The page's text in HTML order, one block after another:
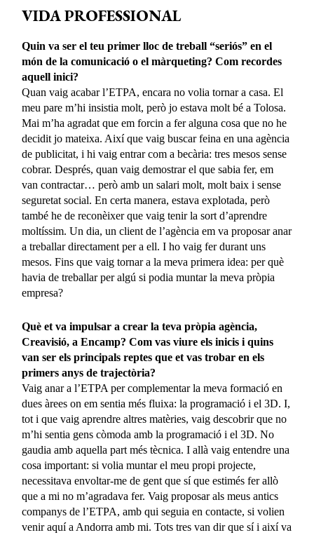
VIDA PROFESSIONAL
Quin va ser el teu primer lloc de treball “seriós” en el
món de la comunicació o el màrqueting? Com recordes
aquell inici?
Quan vaig acabar l’ETPA, encara no volia tornar a casa. El
meu pare m’hi insistia molt, però jo estava molt bé a Tolosa.
Mai m’ha agradat que em forcin a fer alguna cosa que no he
decidit jo mateixa. Així que vaig buscar feina en una agència
de publicitat, i hi vaig entrar com a becària: tres mesos sense
cobrar. Després, quan vaig demostrar el que sabia fer, em
van contractar… però amb un salari molt, molt baix i sense
seguretat social. En certa manera, estava explotada, però
també he de reconèixer que vaig tenir la sort d’aprendre
moltíssim. Un dia, un client de l’agència em va proposar anar
a treballar directament per a ell. I ho vaig fer durant uns
mesos. Fins que vaig tornar a la meva primera idea: per què
havia de treballar per algú si podia muntar la meva pròpia
empresa?
Què et va impulsar a crear la teva pròpia agència,
Creavisió, a Encamp? Com vas viure els inicis i quins
van ser els principals reptes que et vas trobar en els
primers anys de trajectòria?
Vaig anar a l’ETPA per complementar la meva formació en
dues àrees on em sentia més fluixa: la programació i el 3D. I,
tot i que vaig aprendre altres matèries, vaig descobrir que no
m’hi sentia gens còmoda amb la programació i el 3D. No
gaudia amb aquella part més tècnica. I allà vaig entendre una
cosa important: si volia muntar el meu propi projecte,
necessitava envoltar-me de gent que sí que estimés fer allò
que a mi no m’agradava fer. Vaig proposar als meus antics
companys de l’ETPA, amb qui seguia en contacte, si volien
venir aquí a Andorra amb mi. Tots tres van dir que sí i així va